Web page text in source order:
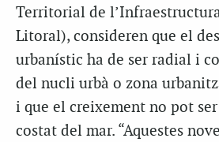
Territorial de
Litoral), consideren que el
urbanístic ha de ser radial i
del nucli urbà o zona
i que el creixement no pot
costat del mar. “Aquestes